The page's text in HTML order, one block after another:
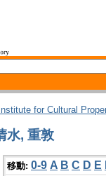
for Cultural
水, 重敦
移動: 0-9 A B C D E